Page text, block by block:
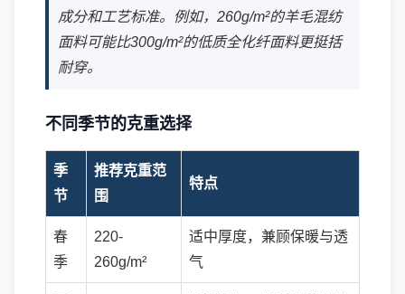
成分和工艺标准。例如，260g/m²的羊毛混纺
面料可能比300g/m²的低质全化纤面料更挺括
耐穿。
不同季节的克重选择
季
节
推荐克重范
围
特点
春
季
220-
260g/m²
适中厚度，兼顾保暖与透
气